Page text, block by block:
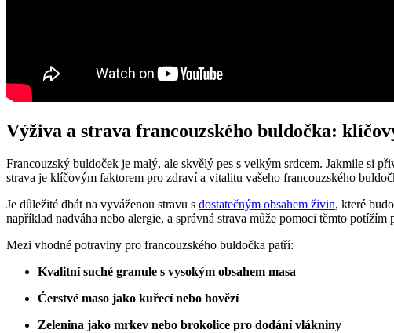
Výživa a strava francouzského buldočka:
Francouzský buldoček je malý, ale skvělý pes s velkým srdcem. Jakmile si
strava je klíčovým faktorem pro zdraví a vitalitu vašeho francouzského
Je důležité dbát na vyváženou stravu s dostatečným obsahem živin, které
například nadváha nebo alergie, a správná strava může pomoci těmto potížím
Mezi vhodné potraviny pro francouzského buldočka patří:
Kvalitní suché granule s vysokým obsahem masa
Čerstvé maso jako kuřecí nebo hovězí
Zelenina jako mrkev nebo brokolice pro dodání vlákniny